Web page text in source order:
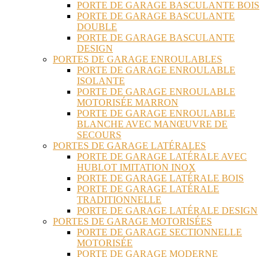
PORTE DE GARAGE BASCULANTE BOIS
PORTE DE GARAGE BASCULANTE
DOUBLE
PORTE DE GARAGE BASCULANTE
DESIGN
PORTES DE GARAGE ENROULABLES
PORTE DE GARAGE ENROULABLE
ISOLANTE
PORTE DE GARAGE ENROULABLE
MOTORISÉE MARRON
PORTE DE GARAGE ENROULABLE
BLANCHE AVEC MANŒUVRE DE
SECOURS
PORTES DE GARAGE LATÉRALES
PORTE DE GARAGE LATÉRALE AVEC
HUBLOT IMITATION INOX
PORTE DE GARAGE LATÉRALE BOIS
PORTE DE GARAGE LATÉRALE
TRADITIONNELLE
PORTE DE GARAGE LATÉRALE DESIGN
PORTES DE GARAGE MOTORISÉES
PORTE DE GARAGE SECTIONNELLE
MOTORISÉE
PORTE DE GARAGE MODERNE